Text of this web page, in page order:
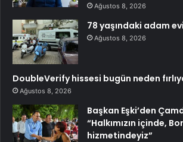
Ağustos 8, 2026
78 yaşındaki adam
Ağustos 8, 2026
DoubleVerify hissesi bugün neden
Ağustos 8, 2026
Başkan Eşki’den
“Halkımızın içinde,
hizmetindeyiz”